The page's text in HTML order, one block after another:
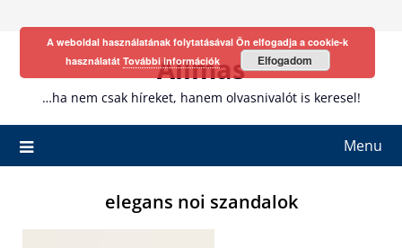
Allmas
…ha nem csak híreket, hanem olvasnivalót is keresel!
Menu
elegans noi szandalok
A weboldal használatának folytatásával Ön elfogadja a cookie-k
használatát További információk Elfogadom